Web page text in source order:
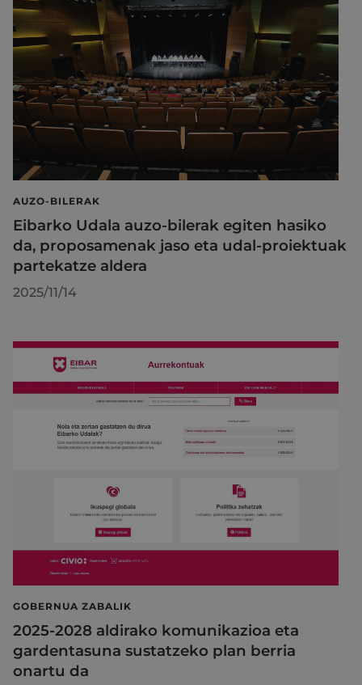
AUZO-BILERAK
Eibarko Udala auzo-bilerak egiten hasiko
da, proposamenak jaso eta udal-proiektuak
partekatze aldera
2025/11/14
GOBERNUA ZABALIK
2025-2028 aldirako komunikazioa eta
gardentasuna sustatzeko plan berria
onartu da